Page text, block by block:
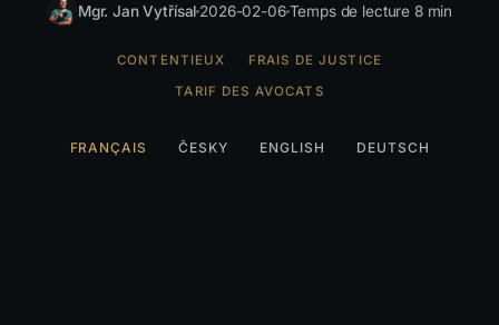
Mgr. Jan Vytřísal 2026-02-06Temps de lecture 8 min
CONTENTIEUX
FRAIS DE JUSTICE
TARIF DES AVOCATS
FRANÇAIS ČESKY ENGLISH DEUTSCH